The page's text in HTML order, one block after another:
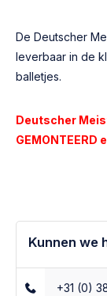
De Deutscher
leverbaar in de
balletjes.
Deutscher
GEMONTEERD
Kunnen we
+31 (0)